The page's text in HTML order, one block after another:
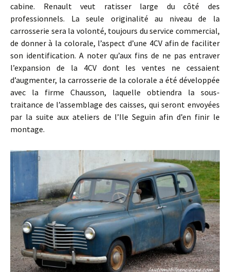
cabine. Renault veut ratisser large du côté des
professionnels. La seule originalité au niveau de la
carrosserie sera la volonté, toujours du service commercial,
de donner à la colorale, l’aspect d’une 4CV afin de faciliter
son identification. A noter qu’aux fins de ne pas entraver
l’expansion de la 4CV dont les ventes ne cessaient
d’augmenter, la carrosserie de la colorale a été développée
avec la firme Chausson, laquelle obtiendra la sous-
traitance de l’assemblage des caisses, qui seront envoyées
par la suite aux ateliers de l’Ile Seguin afin d’en finir le
montage.